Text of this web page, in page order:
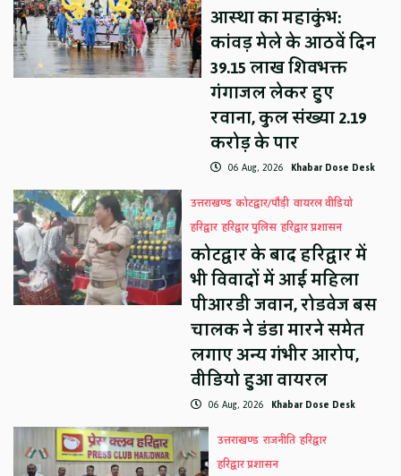
आस्था का महाकुंभ:
कांवड़ मेले के आठवें दिन
39.15 लाख शिवभक्त
गंगाजल लेकर हुए
रवाना, कुल संख्या 2.19
करोड़ के पार
06 Aug, 2026 Khabar Dose Desk
उत्तराखण्ड कोटद्वार/पौड़ी वायरल वीडियो
हरिद्वार हरिद्वार पुलिस हरिद्वार प्रशासन
कोटद्वार के बाद हरिद्वार में
भी विवादों में आई महिला
पीआरडी जवान, रोडवेज बस
चालक ने डंडा मारने समेत
लगाए अन्य गंभीर आरोप,
वीडियो हुआ वायरल
06 Aug, 2026 Khabar Dose Desk
उत्तराखण्ड राजनीति हरिद्वार
हरिद्वार प्रशासन